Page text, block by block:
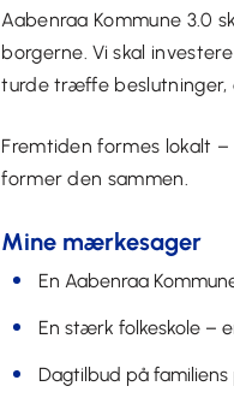
Aabenraa Kommune 3.0
borgerne. Vi skal
turde træffe
Fremtiden formes lokalt
former den sammen.
Mine mærkesager
En Aabenraa
En stærk folkeskole –
Dagtilbud på